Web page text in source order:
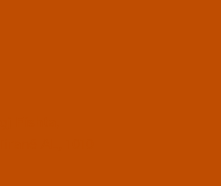
Fishta,